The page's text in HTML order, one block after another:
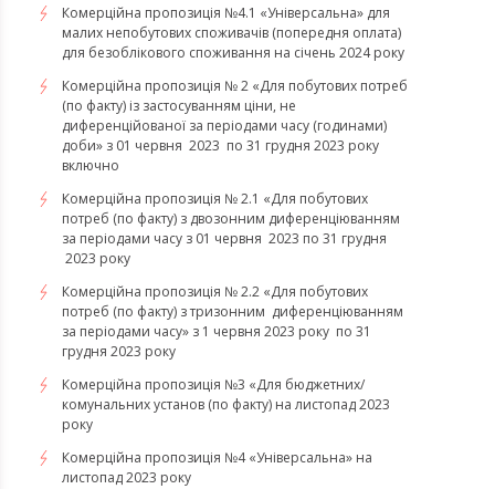
Комерційна пропозиція №4.1 «Універсальна» для
малих непобутових споживачів (попередня оплата)
для безоблікового споживання на січень 2024 року
Комерційна пропозиція № 2 «Для побутових потреб
(по факту) із застосуванням ціни, не
диференційованої за періодами часу (годинами)
доби» з 01 червня 2023 по 31 грудня 2023 року
включно
Комерційна пропозиція № 2.1 «Для побутових
потреб (по факту) з двозонним диференціюванням
за періодами часу з 01 червня 2023 по 31 грудня
2023 року
Комерційна пропозиція № 2.2 «Для побутових
потреб (по факту) з тризонним диференціюванням
за періодами часу» з 1 червня 2023 року по 31
грудня 2023 року
Комерційна пропозиція №3 «Для бюджетних/
комунальних установ (по факту) на листопад 2023
року
Комерційна пропозиція №4 «Універсальна» на
листопад 2023 року